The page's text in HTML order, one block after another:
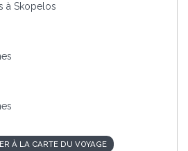
à Skopelos
À LA CARTE DU VOYAGE